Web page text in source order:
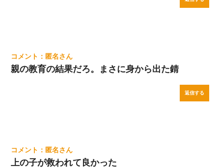
匿名
親の教育の結果だろ。まさに身から出た錆
返信する
匿名
上の子が救われて良かった